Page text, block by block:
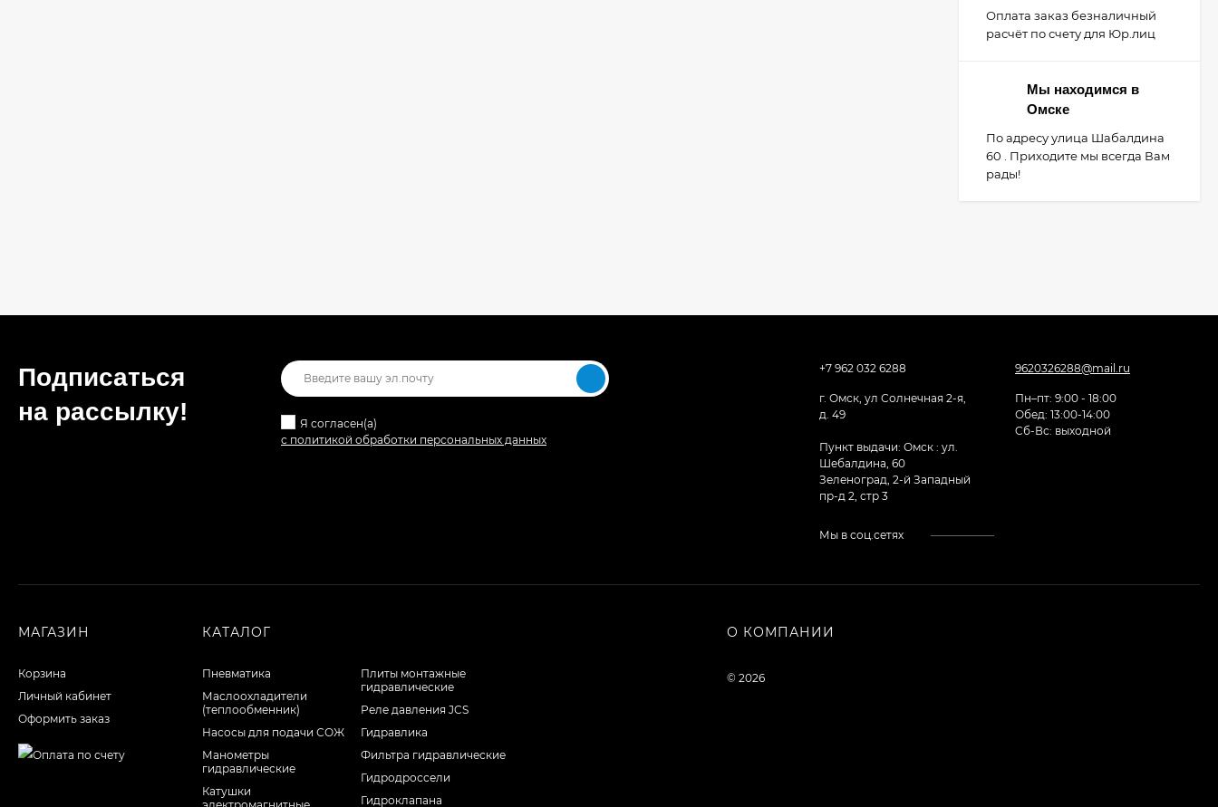
Оплата заказ безналичный
расчёт по счету для Юр.лиц
Мы находимся в
Омске
По адресу улица Шабалдина
60 . Приходите мы всегда Вам
рады!
Подписаться
на рассылкy!
Я согласен(a)
с политикой обработки персональных данных
+7 962 032 6288
г. Омск, ул Солнечная 2-я,
д. 49
Пункт выдачи: Омск : ул.
Шебалдина, 60
Зеленоград, 2-й Западный
пр-д 2, стр 3
9620326288@mail.ru
Пн–пт: 9:00 - 18:00
Обед: 13:00-14:00
Cб-Вс: выходной
Мы в соц.сетях
МАГАЗИН
Корзина
Личный кабинет
Оформить заказ
КАТАЛОГ
Пневматика
Маслоохладители
(теплообменник)
Насосы для подачи СОЖ
Манометры
гидравлические
Катушки
Плиты монтажные
гидравлические
Реле давления JCS
Гидравлика
Фильтра гидравлические
Гидродроссели
Гидроклапана
О КОМПАНИИ
© 2026